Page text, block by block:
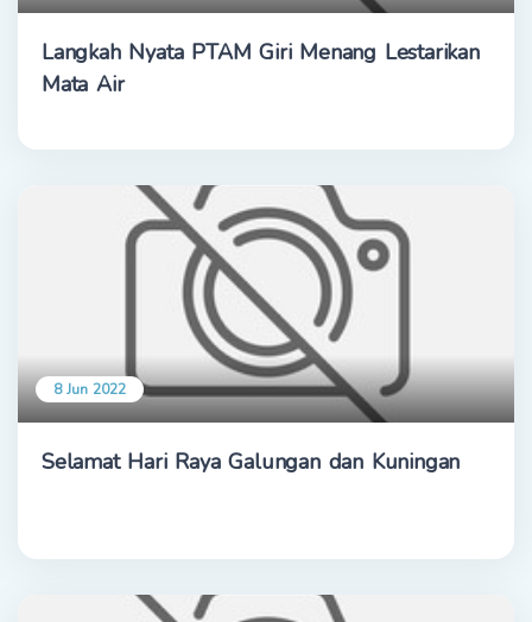
Langkah Nyata PTAM Giri Menang Lestarikan
Mata Air
8 Jun 2022
Selamat Hari Raya Galungan dan Kuningan